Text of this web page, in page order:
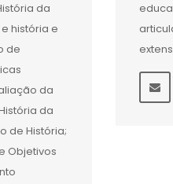
da
história e
de
da
da
de História;
Objetivos